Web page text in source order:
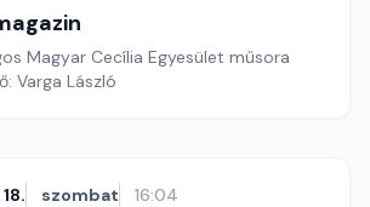
Magyar Cecília Egyesület műsora
Varga László
szombat 16:04